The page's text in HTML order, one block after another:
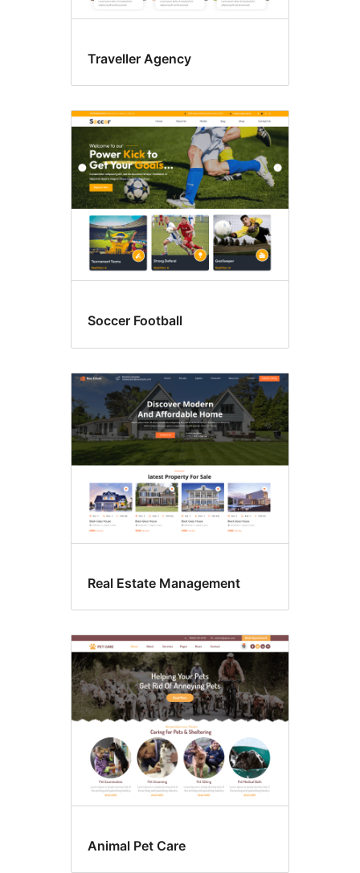
Traveller Agency
Soccer Football
Real Estate Management
Animal Pet Care